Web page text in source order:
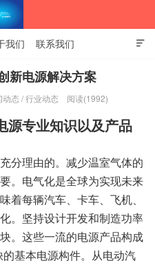

我们 联系我们
新电源解决方案
动态 /行业动态 阅读(1992)
源专业知识以及产品
分理由的。减少温室气体的
。电气化是全球为实现未来
着每辆汽车、卡车、飞机、
。坚持设计开发和制造功率
。这些一流的电源产品构成
基本电源构件。从电动汽